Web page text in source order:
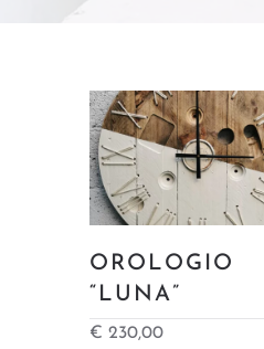
OROLOGIO
“LUNA”
€ 230,00